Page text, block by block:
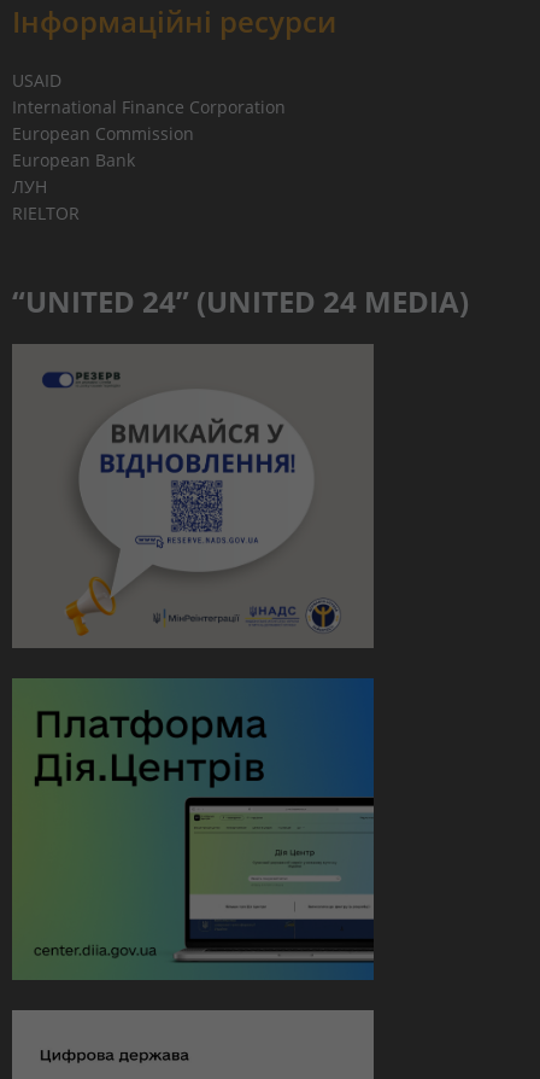
Інформаційні ресурси
USAID
International Finance Corporation
European Commission
European Bank
ЛУН
RIELTOR
“UNITED 24” (UNITED 24 MEDIA)